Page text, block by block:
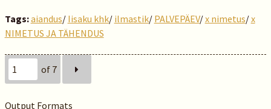
Tags:aiandus/ Iisaku khk/ ilmastik/ PALVEPÄEV/x nimetus/x
NIMETUS JA TÄHENDUS
of 7
Output Formats